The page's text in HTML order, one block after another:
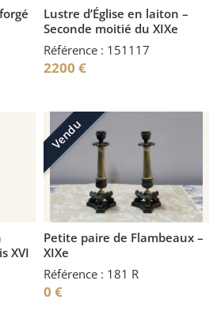
Lustre d’Église en laiton –
Seconde moitié du XIXe
Référence : 151117
2200 €
XVI
Vendu
Petite paire de Flambeaux –
XIXe
Référence : 181 R
0 €